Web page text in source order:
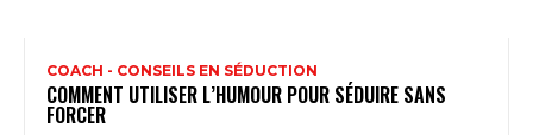
COACH - CONSEILS EN SÉDUCTION
COMMENT UTILISER L’HUMOUR POUR SÉDUIRE SANS
FORCER